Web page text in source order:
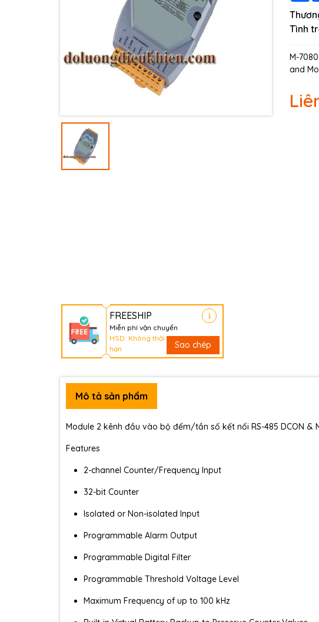
Tình
M-
and
FREESHIP
Miễn phí vận chuyển
HSD: Không thời
hạn
Sao chép
Điều kiện:
Mô tả sản phẩm
Module 2 kênh đầu vào bộ đếm/tần số kết nối RS-485 DCON &
Features
2-channel Counter/Frequency Input
32-bit Counter
Isolated or Non-isolated Input
Programmable Alarm Output
Programmable Digital Filter
Programmable Threshold Voltage Level
Maximum Frequency of up to 100 kHz